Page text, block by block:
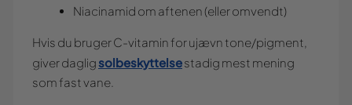
Niacinamid om aftenen (eller omvendt)
Hvis du bruger C-vitamin for ujævn tone/pigment,
giver dagligsolbeskyttelsestadig mest mening
som fast vane.